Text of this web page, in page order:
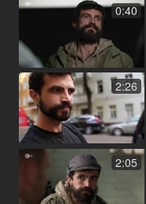
0:40
2:26
2:05